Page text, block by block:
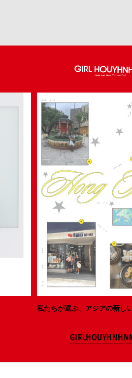
私たちが選ぶ、アジアの新し